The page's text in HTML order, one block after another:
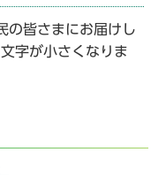
の皆さまにお届けし
字が小さくなりま